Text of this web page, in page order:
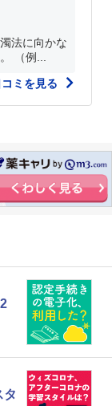
法に向かな
（例...
ミを見る
タ